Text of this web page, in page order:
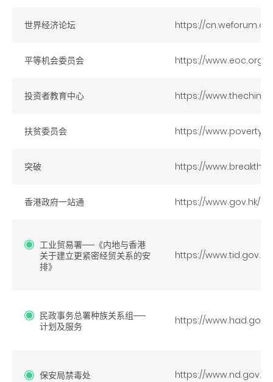
世界经济论坛 https://
平等机会委员会 https://
投资者教育中心 https://
扶贫委员会 https://
突破 https://
香港政府一站通 https://www.gov.hk/
工业贸易署──《内地与香港
关于建立更紧密经贸关系的安
排》
https://
民政事务总署种族关系组──
计划及服务
https://
保安局禁毒处 https://